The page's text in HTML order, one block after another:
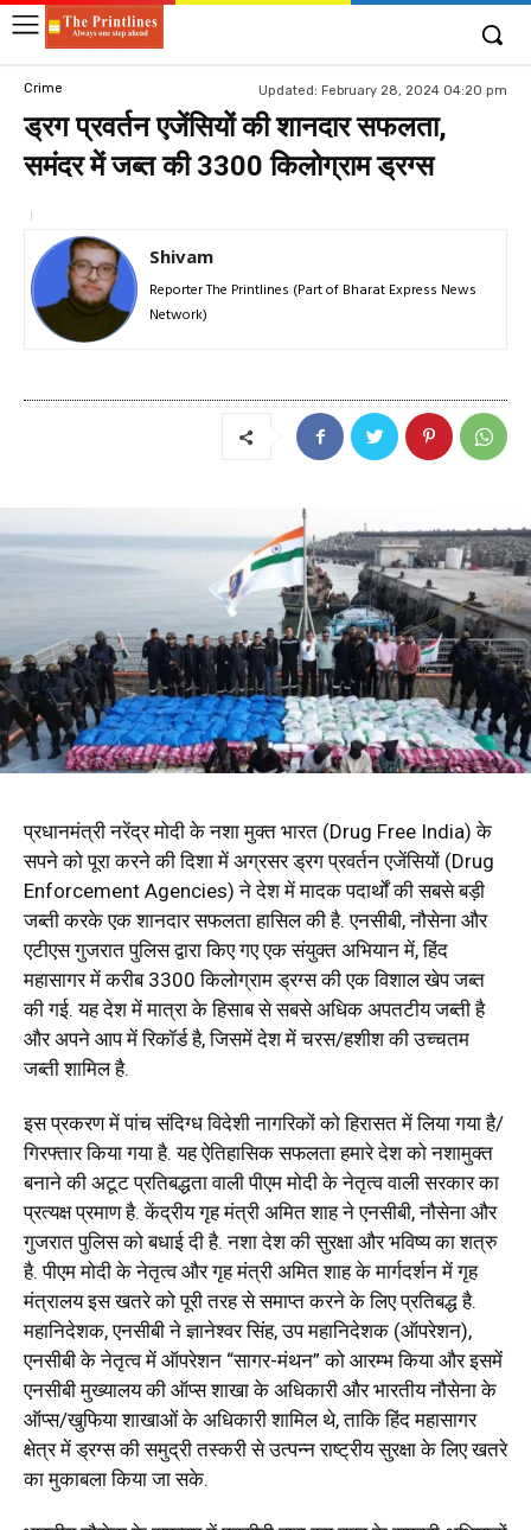
Crime Updated: February 28, 2024 04:20 pm
ड्रग प्रवर्तन एजेंसियों की शानदार सफलता,
समंदर में जब्त की 3300 किलोग्राम ड्रग्स
Shivam
Reporter The Printlines (Part of Bharat Express News
Network)
प्रधानमंत्री नरेंद्र मोदी के नशा मुक्त भारत (Drug Free India) के
सपने को पूरा करने की दिशा में अग्रसर ड्रग प्रवर्तन एजेंसियों (Drug
Enforcement Agencies) ने देश में मादक पदार्थों की सबसे बड़ी
जब्ती करके एक शानदार सफलता हासिल की है. एनसीबी, नौसेना और
एटीएस गुजरात पुलिस द्वारा किए गए एक संयुक्त अभियान में, हिंद
महासागर में करीब 3300 किलोग्राम ड्रग्स की एक विशाल खेप जब्त
की गई. यह देश में मात्रा के हिसाब से सबसे अधिक अपतटीय जब्ती है
और अपने आप में रिकॉर्ड है, जिसमें देश में चरस/हशीश की उच्चतम
जब्ती शामिल है.
इस प्रकरण में पांच संदिग्ध विदेशी नागरिकों को हिरासत में लिया गया है/
गिरफ्तार किया गया है. यह ऐतिहासिक सफलता हमारे देश को नशामुक्त
बनाने की अटूट प्रतिबद्धता वाली पीएम मोदी के नेतृत्व वाली सरकार का
प्रत्यक्ष प्रमाण है. केंद्रीय गृह मंत्री अमित शाह ने एनसीबी, नौसेना और
गुजरात पुलिस को बधाई दी है. नशा देश की सुरक्षा और भविष्य का शत्रु
है. पीएम मोदी के नेतृत्व और गृह मंत्री अमित शाह के मार्गदर्शन में गृह
मंत्रालय इस खतरे को पूरी तरह से समाप्त करने के लिए प्रतिबद्ध है.
महानिदेशक, एनसीबी ने ज्ञानेश्वर सिंह, उप महानिदेशक (ऑपरेशन),
एनसीबी के नेतृत्व में ऑपरेशन “सागर-मंथन” को आरम्भ किया और इसमें
एनसीबी मुख्यालय की ऑप्स शाखा के अधिकारी और भारतीय नौसेना के
ऑप्स/खुफिया शाखाओं के अधिकारी शामिल थे, ताकि हिंद महासागर
क्षेत्र में ड्रग्स की समुद्री तस्करी से उत्पन्न राष्ट्रीय सुरक्षा के लिए खतरे
का मुकाबला किया जा सके.